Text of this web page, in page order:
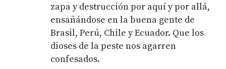
zapa y destrucción por aquí y por allá,
ensañándose en la buena gente de
Brasil, Perú, Chile y Ecuador. Que los
dioses de la peste nos agarren
confesados.